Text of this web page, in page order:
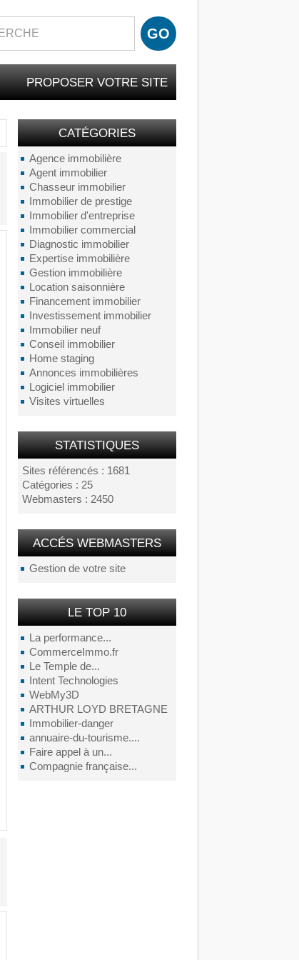
PROPOSER VOTRE SITE
CATÉGORIES
Agence immobilière
Agent immobilier
Chasseur immobilier
Immobilier de prestige
Immobilier d'entreprise
Immobilier commercial
Diagnostic immobilier
Expertise immobilière
Gestion immobilière
Location saisonnière
Financement immobilier
Investissement immobilier
Immobilier neuf
Conseil immobilier
Home staging
Annonces immobilières
Logiciel immobilier
Visites virtuelles
STATISTIQUES
Sites référencés : 1681
Catégories : 25
Webmasters : 2450
ACCÉS WEBMASTERS
Gestion de votre site
LE TOP 10
La performance...
CommerceImmo.fr
Le Temple de...
Intent Technologies
WebMy3D
ARTHUR LOYD BRETAGNE
Immobilier-danger
annuaire-du-tourisme....
Faire appel à un...
Compagnie française...